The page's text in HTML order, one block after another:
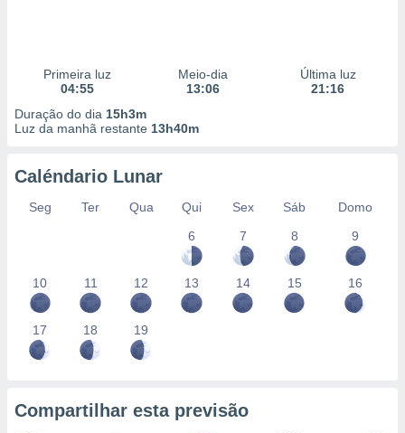
Primeira luz
04:55
Meio-dia
13:06
Última luz
21:16
Duração do dia 15h3m
Luz da manhã restante 13h40m
Caléndario Lunar
Seg Ter Qua Qui Sex Sáb
Domo
6
7 8 9
10 11 12 13 14 15 16
17 18 19
Compartilhar esta previsão